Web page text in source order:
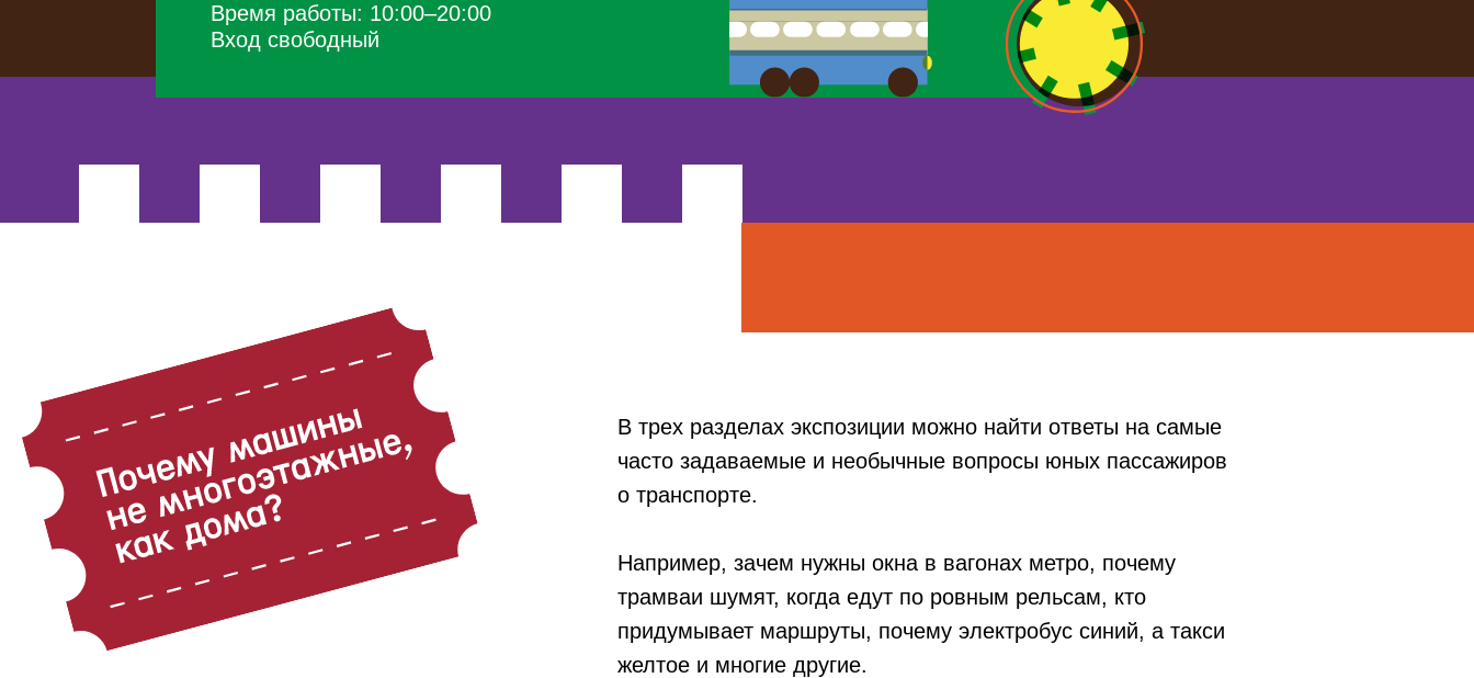
Время работы: 10:00–20:00
Вход свободный
В трех разделах экспозиции можно найти ответы на самые
часто задаваемые и необычные вопросы юных пассажиров
о транспорте.
Например, зачем нужны окна в вагонах метро, почему
трамваи шумят, когда едут по ровным рельсам, кто
придумывает маршруты, почему электробус синий, а такси
желтое и многие другие.